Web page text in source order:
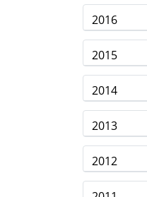
2016
2015
2014
2013
2012